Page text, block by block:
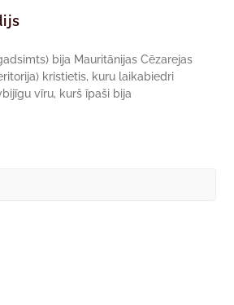
bija Mauritānijas Cēzarejas
kristietis, kuru laikabiedri
vīru, kurš īpaši bija